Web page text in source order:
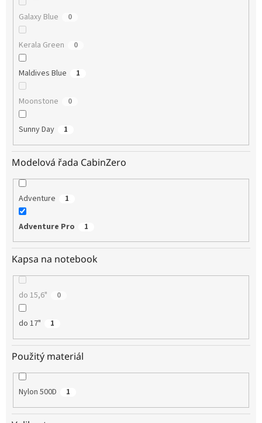
Galaxy Blue 0
Kerala Green 0
Maldives Blue 1
Moonstone 0
Sunny Day 1
Modelová řada CabinZero
Adventure 1
Adventure Pro 1
Kapsa na notebook
do 15,6" 0
do 17" 1
Použitý materiál
Nylon 500D 1